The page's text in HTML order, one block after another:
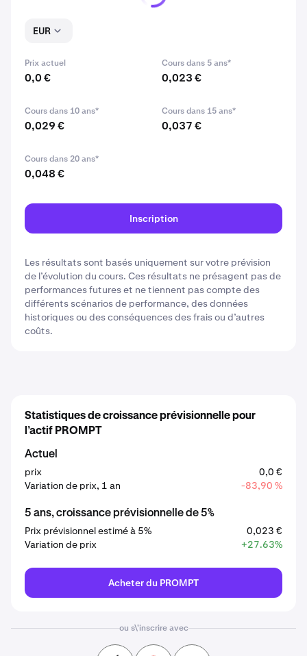
EUR
Prix actuel
0,0 €
Cours dans 5 ans*
0,023 €
Cours dans 10 ans*
0,029 €
Cours dans 15 ans*
0,037 €
Cours dans 20 ans*
0,048 €
Inscription
Les résultats sont basés uniquement sur votre prévision
de l’évolution du cours. Ces résultats ne présagent pas de
performances futures et ne tiennent pas compte des
différents scénarios de performance, des données
historiques ou des conséquences des frais ou d’autres
coûts.
Statistiques de croissance prévisionnelle pour
l’actif PROMPT
Actuel
prix
0,0 €
Variation de prix, 1 an
-83,90 %
5 ans, croissance prévisionnelle de 5%
Prix prévisionnel estimé à 5%
0,023 €
Variation de prix
+27.63%
Acheter du PROMPT
ou s\'inscrire avec